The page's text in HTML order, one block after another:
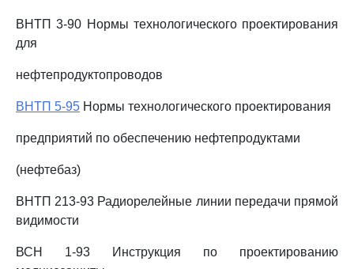
ВНТП 3-90 Нормы технологического проектирования
для
нефтепродуктопроводов
ВНТП 5-95 Нормы технологического проектирования
предприятий по обеспечению нефтепродуктами
(нефтебаз)
ВНТП 213-93 Радиорелейные линии передачи прямой
видимости
ВСН 1-93 Инструкция по проектированию